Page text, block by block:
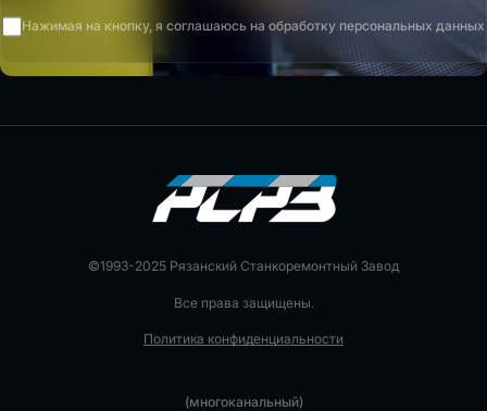
Нажимая на кнопку, я соглашаюсь на обработку персональных данных
©1993-2025 Рязанский Станкоремонтный Завод
Все права защищены.
Политика конфиденциальности
(многоканальный)